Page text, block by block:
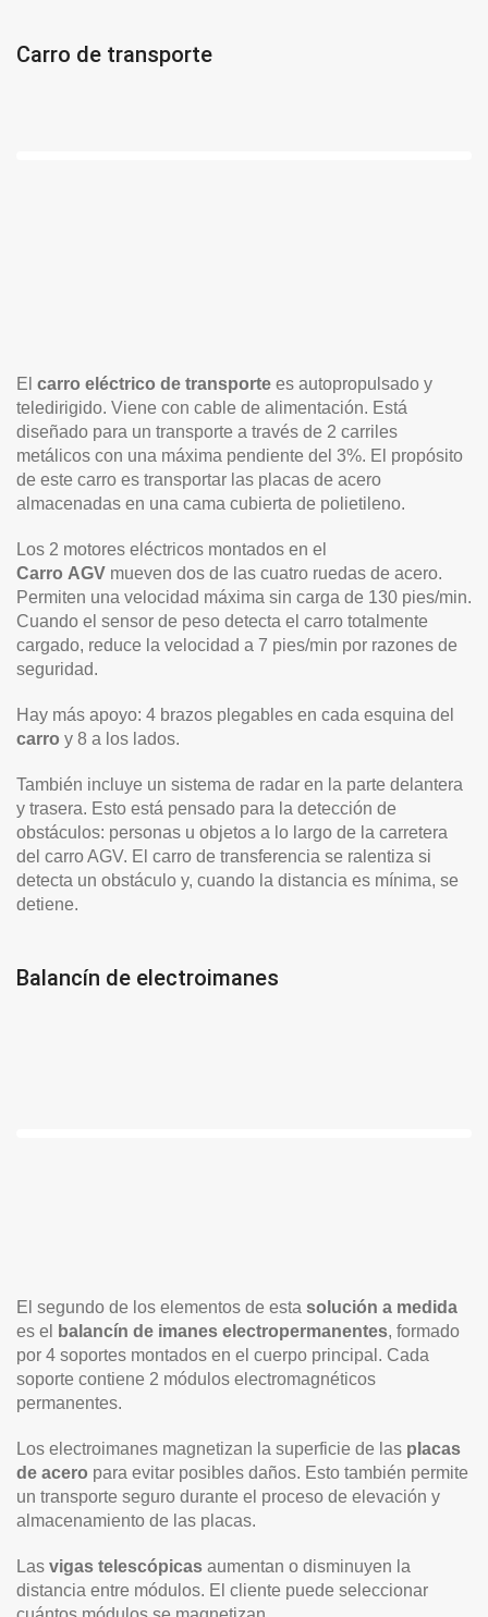
Carro de transporte
El carro eléctrico de transporte es autopropulsado y
teledirigido. Viene con cable de alimentación. Está
diseñado para un transporte a través de 2 carriles
metálicos con una máxima pendiente del 3%. El propósito
de este carro es transportar las placas de acero
almacenadas en una cama cubierta de polietileno.
Los 2 motores eléctricos montados en el
Carro AGV mueven dos de las cuatro ruedas de acero.
Permiten una velocidad máxima sin carga de 130 pies/min.
Cuando el sensor de peso detecta el carro totalmente
cargado, reduce la velocidad a 7 pies/min por razones de
seguridad.
Hay más apoyo: 4 brazos plegables en cada esquina del
carro y 8 a los lados.
También incluye un sistema de radar en la parte delantera
y trasera. Esto está pensado para la detección de
obstáculos: personas u objetos a lo largo de la carretera
del carro AGV. El carro de transferencia se ralentiza si
detecta un obstáculo y, cuando la distancia es mínima, se
detiene.
Balancín de electroimanes
El segundo de los elementos de esta solución a medida
es el
balancín de imanes electropermanentes, formado
por 4 soportes montados en el cuerpo principal. Cada
soporte contiene 2 módulos electromagnéticos
permanentes.
Los electroimanes magnetizan la superficie de las placas
de acero para evitar posibles daños. Esto también permite
un transporte seguro durante el proceso de elevación y
almacenamiento de las placas.
Las vigas telescópicas aumentan o disminuyen la
distancia entre módulos. El cliente puede seleccionar